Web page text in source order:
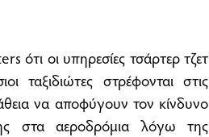
ότι οι υπηρεσίες τσάρτερ τζετ
ταξιδιώτες στρέφονται στις
να αποφύγουν τον κίνδυνο
στα αεροδρόμια λόγω της